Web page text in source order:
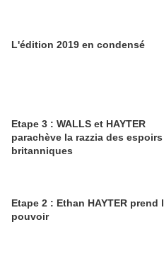
L'édition 2019 en condensé
Etape 3 : WALLS et HAYTER
parachève la razzia des espoirs
britanniques
Etape 2 : Ethan HAYTER prend
pouvoir